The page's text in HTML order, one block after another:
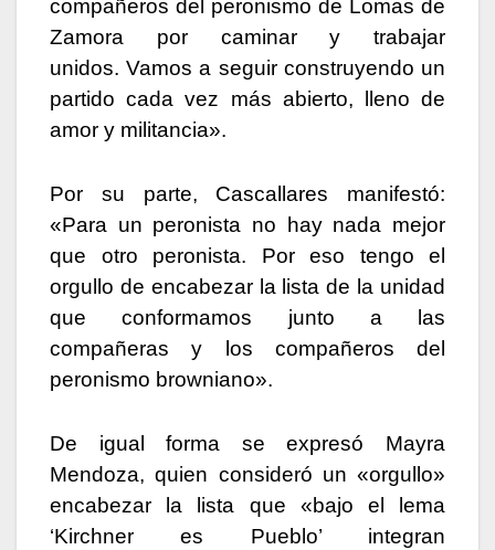
compañeros del peronismo de Lomas de
Zamora por caminar y trabajar
unidos. Vamos a seguir construyendo un
partido cada vez más abierto, lleno de
amor y militancia».
Por su parte, Cascallares manifestó:
«Para un peronista no hay nada mejor
que otro peronista. Por eso tengo el
orgullo de encabezar la lista de la unidad
que conformamos junto a las
compañeras y los compañeros del
peronismo browniano».
De igual forma se expresó Mayra
Mendoza, quien consideró un «orgullo»
encabezar la lista que «bajo el lema
‘Kirchner es Pueblo’ integran